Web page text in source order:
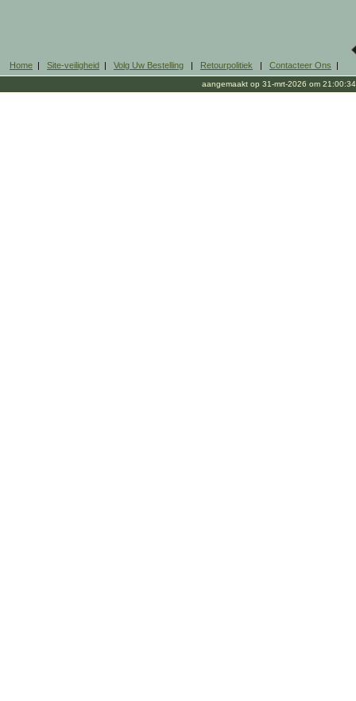
Home | Site-veiligheid | Volg Uw Bestelling | Retourpolitiek | Contacteer Ons |
aangemaakt op 31-mrt-2026 om